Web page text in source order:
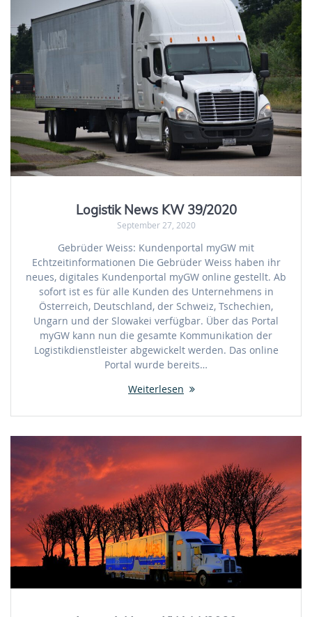
Logistik News KW 39/2020
September 27, 2020
Gebrüder Weiss: Kundenportal myGW mit
Echtzeitinformationen Die Gebrüder Weiss haben ihr
neues, digitales Kundenportal myGW online gestellt. Ab
sofort ist es für alle Kunden des Unternehmens in
Österreich, Deutschland, der Schweiz, Tschechien,
Ungarn und der Slowakei verfügbar. Über das Portal
myGW kann nun die gesamte Kommunikation der
Logistikdienstleister abgewickelt werden. Das online
Portal wurde bereits…
Weiterlesen